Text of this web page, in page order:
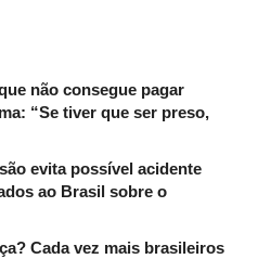
não consegue pagar
“Se tiver que ser preso,
evita possível acidente
ao Brasil sobre o
Cada vez mais brasileiros